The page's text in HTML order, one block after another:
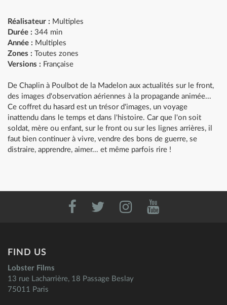
Réalisateur : Multiples
Durée : 344 min
Année : Multiples
Zones : Toutes zones
Versions : Française
De Chaplin à Poulbot de la Madelon aux actualités sur le front,
des images d'observation aériennes à la propagande animée...
Ce coffret du hasard est un trésor d'images, un voyage
inattendu dans le temps et dans l'histoire. Car que l'on soit
soldat, mère ou enfant, sur le front ou sur les lignes arrières, il
faut bien continuer à vivre, vendre des bons de guerre, se
distraire, apprendre, aimer... et même parfois rire !
FIND US
Lobster Films
13 rue Lacharrière, 18 Passage Beslay
75011 Paris